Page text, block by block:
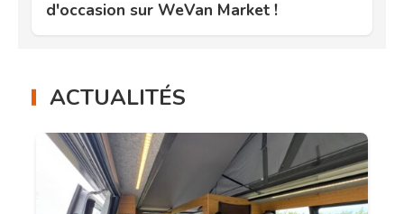
d'occasion sur WeVan Market !
ACTUALITÉS